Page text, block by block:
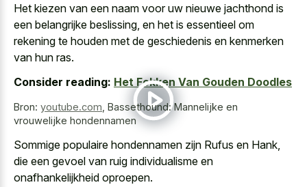
Het kiezen van een naam voor uw nieuwe jachthond is
een belangrijke beslissing, en het is essentieel om
rekening te houden met de geschiedenis en kenmerken
van hun ras.
Consider reading: Het Fokken Van Gouden Doodles
Bron: youtube.com Bassethound: Mannelijke en
vrouwelijke hondennamen
Sommige populaire hondennamen zijn Rufus en Hank,
die een gevoel van ruig individualisme en
onafhankelijkheid oproepen.